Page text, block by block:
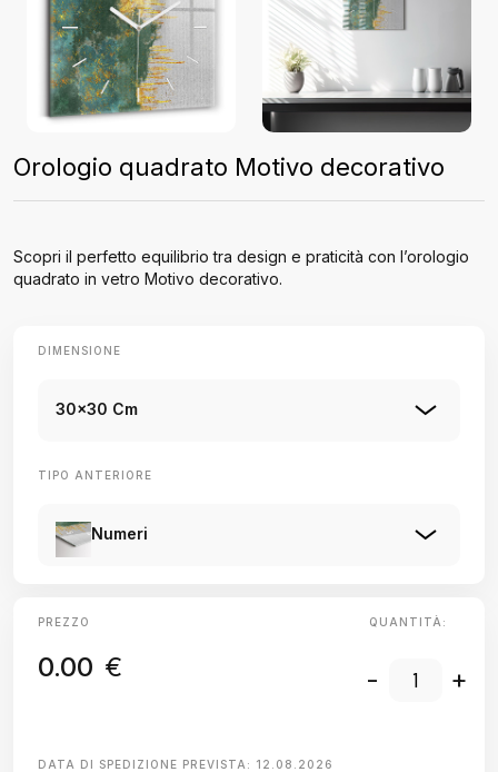
Orologio quadrato Motivo decorativo
Scopri il perfetto equilibrio tra design e praticità con l’orologio
quadrato in vetro Motivo decorativo.
DIMENSIONE
30x30 Cm
TIPO ANTERIORE
Numeri
PREZZO
0.00 €
QUANTITÀ:
- +
DATA DI SPEDIZIONE PREVISTA: 12.08.2026